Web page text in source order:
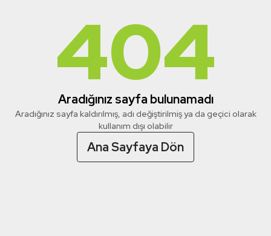
404
Aradığınız sayfa bulunamadı
Aradığınız sayfa kaldırılmış, adı değiştirilmiş ya da geçici olarak
kullanım dışı olabilir
Ana Sayfaya Dön